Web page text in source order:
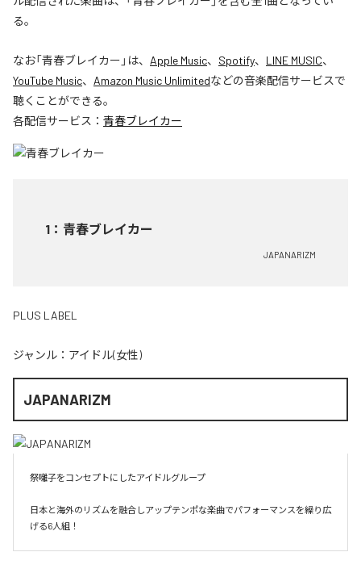
る。
なお「青春ブレイカー 」は、 Apple Music、 Spotify、 LINE MUSIC、
YouTube Music、 Amazon Music Unlimitedなどの音楽配信サービスで
聴くことができる。
各配信サービス： 青春ブレイカー
1 ： 青春ブレイカー
JAPANARIZM
PLUS LABEL
ジャンル： アイドル(女性)
JAPANARIZM
祭囃子をコンセプトにしたアイドルグループ
日本と海外のリズムを融合しアップテンポな楽曲でパフォーマンスを繰り広
げる6人組！